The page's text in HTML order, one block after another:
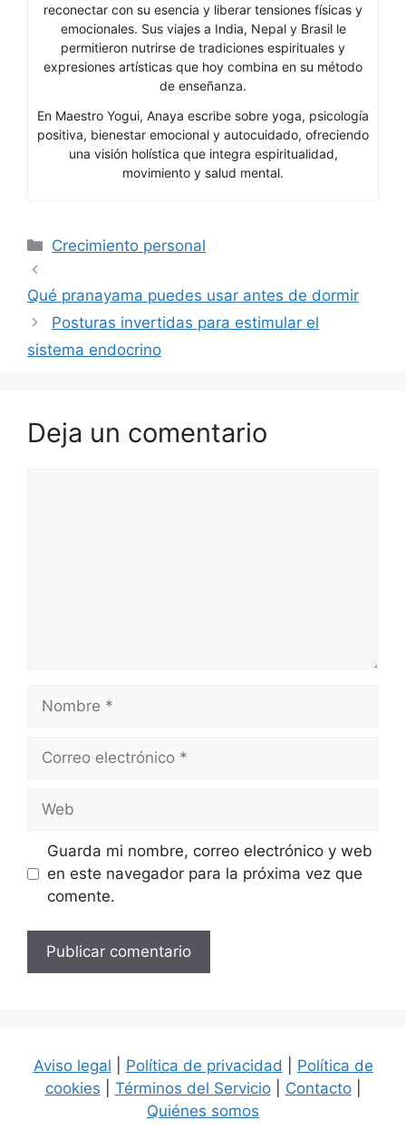
reconectar con su esencia y liberar tensiones físicas y
emocionales. Sus viajes a India, Nepal y Brasil le
permitieron nutrirse de tradiciones espirituales y
expresiones artísticas que hoy combina en su método
de enseñanza.
En Maestro Yogui, Anaya escribe sobre yoga, psicología
positiva, bienestar emocional y autocuidado, ofreciendo
una visión holística que integra espiritualidad,
movimiento y salud mental.
Categorías
Crecimiento personal
Qué pranayama puedes usar antes de dormir
Posturas invertidas para estimular el
sistema endocrino
Deja un comentario
electrónico
Guarda mi nombre, correo electrónico y web
en este navegador para la próxima vez que
comente.
Aviso legal Política de privacidad
Política de
cookies
Términos del Servicio| Contacto|
Quiénes somos